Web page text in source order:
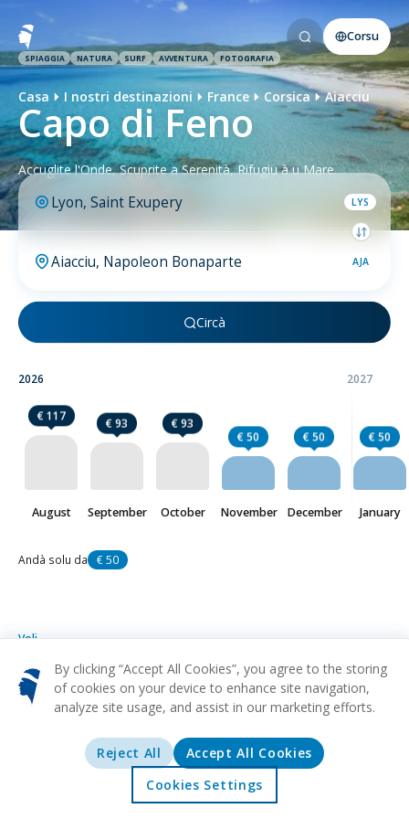
Offerte Esplurazione
Corsu
SPIAGGIA NATURA SURF AVVENTURA FOTOGRAFIA
Casa I nostri destinazioni France Corsica Aiacciu
Capo di Feno
Accuglite l'Onde, Scuprite a Serenità, Rifugiu à u Mare.
LYS
AJA
Circà
2026
€ 117
August
€ 93
September
€ 93
October
€ 50
November
€ 50
December
2027
€ 50
January
Andà solu da € 50
Voli
Aiacciuda€ 50
LYS AJA Da
AJA
Aiacciu
Aiacciu
By clicking “Accept All Cookies”, you agree to the storing
of cookies on your device to enhance site navigation,
analyze site usage, and assist in our marketing efforts.
Reject All
Accept All Cookies
Cookies Settings